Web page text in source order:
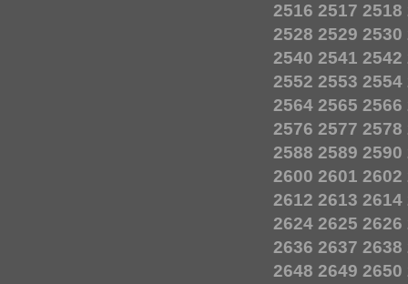
2516 2517 2518
2528 2529 2530
2540 2541 2542
2552 2553 2554
2564 2565 2566
2576 2577 2578
2588 2589 2590
2600 2601 2602
2612 2613 2614
2624 2625 2626
2636 2637 2638
2648 2649 2650